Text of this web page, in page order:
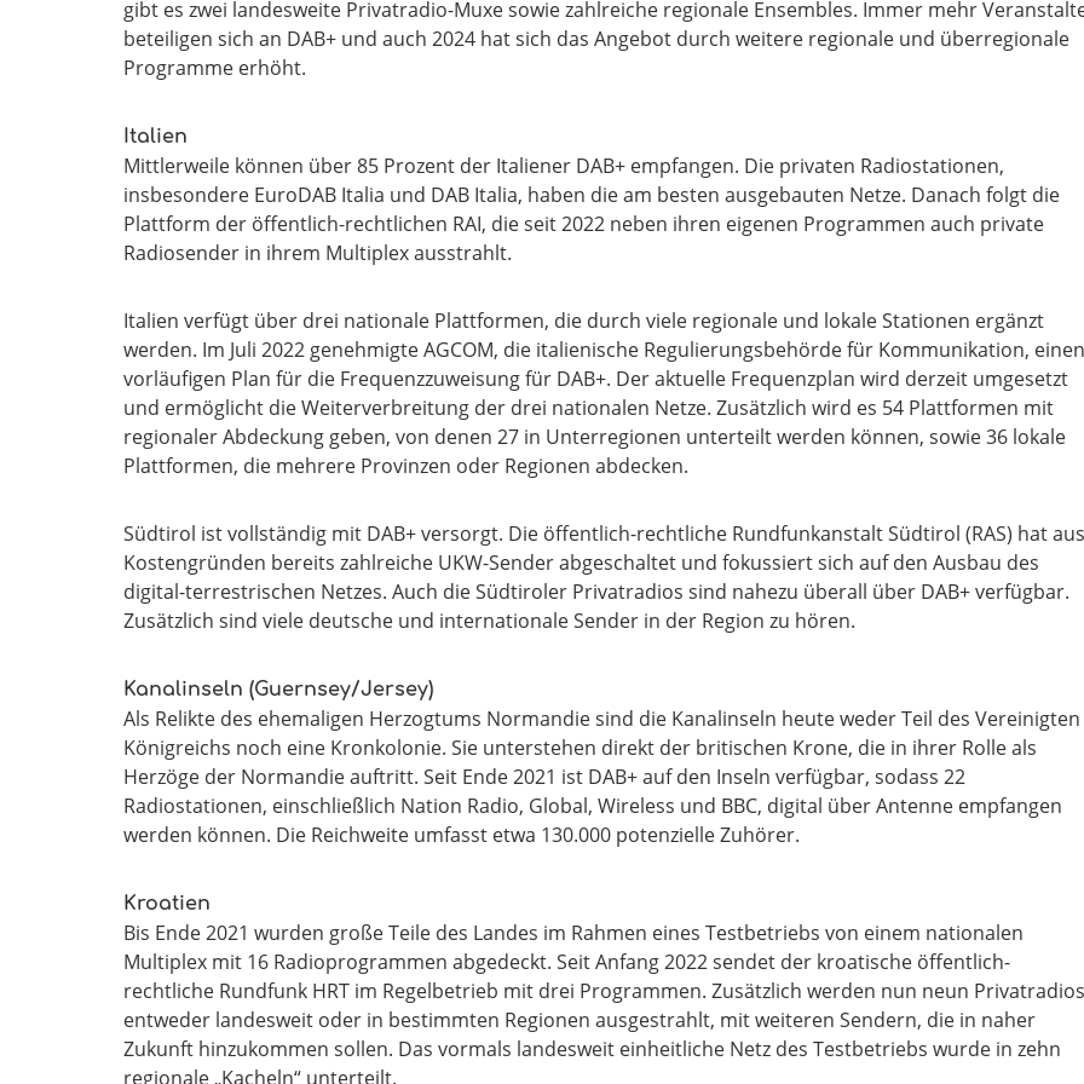
gibt es zwei landesweite Privatradio-Muxe sowie zahlreiche regionale Ensembles. Immer mehr
beteiligen sich an DAB+ und auch 2024 hat sich das Angebot durch weitere regionale und überregionale
Programme erhöht.
Italien
Mittlerweile können über 85 Prozent der Italiener DAB+ empfangen. Die privaten Radiostationen,
insbesondere EuroDAB Italia und DAB Italia, haben die am besten ausgebauten Netze. Danach folgt die
Plattform der öffentlich-rechtlichen RAI, die seit 2022 neben ihren eigenen Programmen auch private
Radiosender in ihrem Multiplex ausstrahlt.
Italien verfügt über drei nationale Plattformen, die durch viele regionale und lokale Stationen ergänzt
werden. Im Juli 2022 genehmigte AGCOM, die italienische Regulierungsbehörde für Kommunikation, einen
vorläufigen Plan für die Frequenzzuweisung für DAB+. Der aktuelle Frequenzplan wird derzeit umgesetzt
und ermöglicht die Weiterverbreitung der drei nationalen Netze. Zusätzlich wird es 54 Plattformen mit
regionaler Abdeckung geben, von denen 27 in Unterregionen unterteilt werden können, sowie 36 lokale
Plattformen, die mehrere Provinzen oder Regionen abdecken.
Südtirol ist vollständig mit DAB+ versorgt. Die öffentlich-rechtliche Rundfunkanstalt Südtirol (RAS) hat aus
Kostengründen bereits zahlreiche UKW-Sender abgeschaltet und fokussiert sich auf den Ausbau des
digital-terrestrischen Netzes. Auch die Südtiroler Privatradios sind nahezu überall über DAB+ verfügbar.
Zusätzlich sind viele deutsche und internationale Sender in der Region zu hören.
Kanalinseln (Guernsey/Jersey)
Als Relikte des ehemaligen Herzogtums Normandie sind die Kanalinseln heute weder Teil des Vereinigten
Königreichs noch eine Kronkolonie. Sie unterstehen direkt der britischen Krone, die in ihrer Rolle als
Herzöge der Normandie auftritt. Seit Ende 2021 ist DAB+ auf den Inseln verfügbar, sodass 22
Radiostationen, einschließlich Nation Radio, Global, Wireless und BBC, digital über Antenne empfangen
werden können. Die Reichweite umfasst etwa 130.000 potenzielle Zuhörer.
Kroatien
Bis Ende 2021 wurden große Teile des Landes im Rahmen eines Testbetriebs von einem nationalen
Multiplex mit 16 Radioprogrammen abgedeckt. Seit Anfang 2022 sendet der kroatische öffentlich-
rechtliche Rundfunk HRT im Regelbetrieb mit drei Programmen. Zusätzlich werden nun neun Privatradios
entweder landesweit oder in bestimmten Regionen ausgestrahlt, mit weiteren Sendern, die in naher
Zukunft hinzukommen sollen. Das vormals landesweit einheitliche Netz des Testbetriebs wurde in zehn
regionale „Kacheln“ unterteilt.